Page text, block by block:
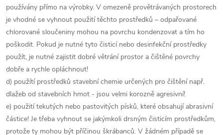
používány přímo na výrobky. V omezeně provětrávaných prostorech
je vhodné se vyhnout použití těchto prostředků – odpařované
chlorované sloučeniny mohou na povrchu kondenzovat a tím ho
poškodit. Pokud je nutné tyto čisticí nebo desinfekční prostředky
použít, je nutné zajistit dobré větrání prostor a čištěné povrchy
dobře a rychle opláchnout!
d) použítí prostředků stavební chemie určených pro čištění např.
dlažeb od stavebních hmot - jsou velmi korozně agresivní!
e) použití tekutých nebo pastovitých písků, které obsahují abrasivní
částice! Je třeba vyhnout se jakýmkoli drsným čisticím prostředkům,
protože ty mohou být příčinou škrábanců. V žádném případě se